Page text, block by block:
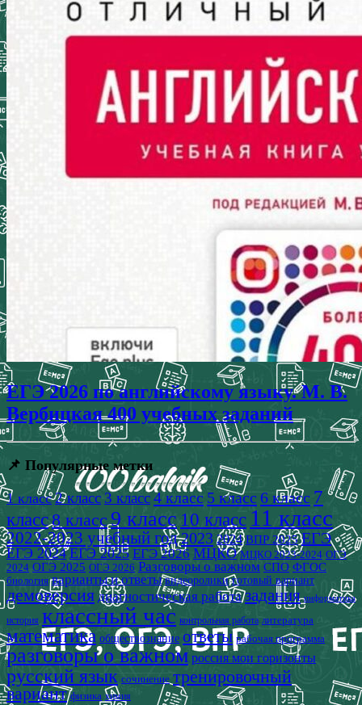
ЕГЭ 2026 по английскому языку. М. В.
Вербицкая 400 учебных заданий
📌 Популярные метки
1 класс 2 класс 3 класс4 класс 5 класс 6 класс 7
класс8 класс9 класс 10 класс 11 класс
2022-2023 учебный год2023 2024 ВПР 2025 ЕГЭ
ЕГЭ 2024 ЕГЭ 2025 ЕГЭ 2026 МЦКО МЦКО 2023-2024 ОГЭ
2024 ОГЭ 2025 ОГЭ 2026 Разговоры о важном СПО ФГОС
биология варианты и ответы видеоролики готовый вариант
демоверсия диагностическая работа задания информатика
история классный час контрольная работа литература
математика обществознание ответы рабочая программа
разговоры о важном россия мои горизонты
русский язык сочинение тренировочный
вариант физика химия